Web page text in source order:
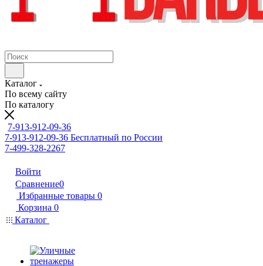
Каталог
По всему сайту
По каталогу
7-913-912-09-36
7-913-912-09-36 Бесплатный по России
7-499-328-2267
Войти
Сравнение0
Избранные товары 0
Корзина 0
Каталог